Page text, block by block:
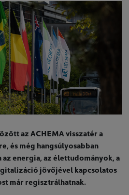
az ACHEMA visszatér a
és még hangsúlyosabban
energia, az élettudományok, a
jövőjével kapcsolatos
már regisztrálhatnak.